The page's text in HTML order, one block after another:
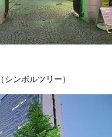
ンボルツリー）